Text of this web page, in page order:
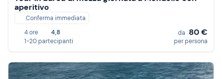
aperitivo
Conferma immediata
4 ore
4,8
1-20 partecipanti
da 80 €
per persona